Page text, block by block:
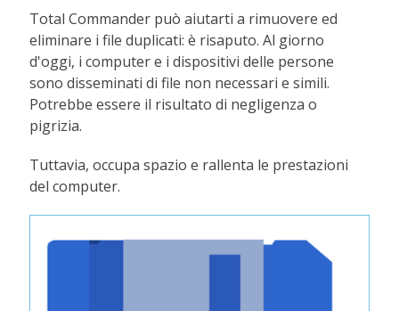
Total Commander può aiutarti a rimuovere ed
eliminare i file duplicati: è risaputo. Al giorno
d'oggi, i computer e i dispositivi delle persone
sono disseminati di file non necessari e simili.
Potrebbe essere il risultato di negligenza o
pigrizia.
Tuttavia, occupa spazio e rallenta le prestazioni
del computer.